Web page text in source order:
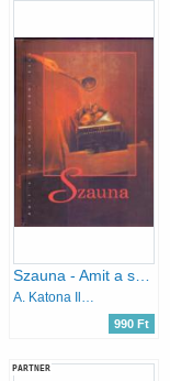
Szauna - Amit a szaunáról tudni kell
A. Katona Ildikó és Tóth Judit (szerk.)
990 Ft
PARTNER